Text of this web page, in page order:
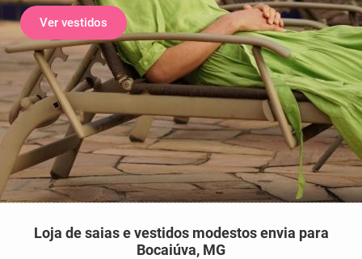
Ver vestidos
Loja de saias e vestidos modestos envia para
Bocaiúva, MG